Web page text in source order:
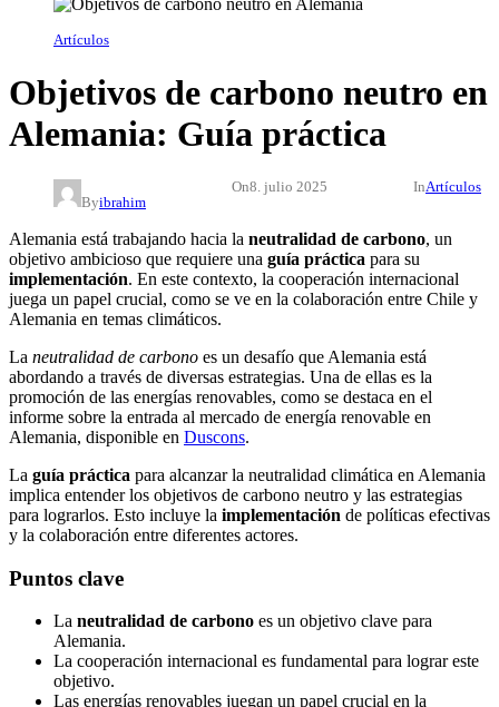
Artículos
Objetivos de carbono neutro en
Alemania: Guía práctica
Byibrahim
On8. julio 2025 InArtículos
Alemania está trabajando hacia la neutralidad de carbono, un
objetivo ambicioso que requiere una guía práctica para su
implementación. En este contexto, la cooperación internacional
juega un papel crucial, como se ve en la colaboración entre Chile y
Alemania en temas climáticos.
La neutralidad de carbono es un desafío que Alemania está
abordando a través de diversas estrategias. Una de ellas es la
promoción de las energías renovables, como se destaca en el
informe sobre la entrada al mercado de energía renovable en
Alemania, disponible en Duscons.
La guía práctica para alcanzar la neutralidad climática en Alemania
implica entender los objetivos de carbono neutro y las estrategias
para lograrlos. Esto incluye la implementación de políticas efectivas
y la colaboración entre diferentes actores.
Puntos clave
La neutralidad de carbono es un objetivo clave para
Alemania.
La cooperación internacional es fundamental para lograr este
objetivo.
Las energías renovables juegan un papel crucial en la